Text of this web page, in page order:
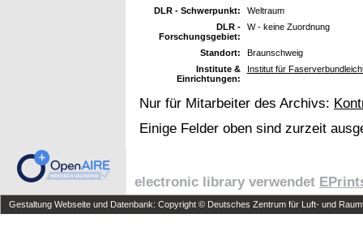
DLR - Schwerpunkt:
Weltraum
DLR -
Forschungsgebiet:
W - keine Zuordnung
Standort:
Braunschweig
Institute &
Einrichtungen:
Institut für
Nur für Mitarbeiter des Archivs:
Einige Felder oben sind zurzeit
electronic library verwendet
Gestaltung Webseite und Datenbank: Copyright © Deutsches Zentrum für Luft- und